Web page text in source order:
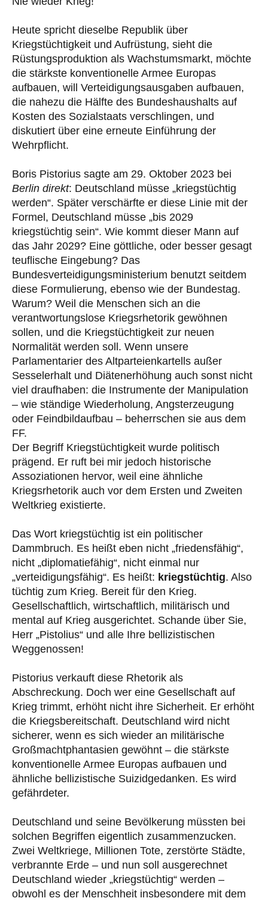
Heute spricht dieselbe Republik über
Kriegstüchtigkeit und Aufrüstung, sieht die
Rüstungsproduktion als Wachstumsmarkt, möchte
die stärkste konventionelle Armee Europas
aufbauen, will Verteidigungsausgaben aufbauen,
die nahezu die Hälfte des Bundeshaushalts auf
Kosten des Sozialstaats verschlingen, und
diskutiert über eine erneute Einführung der
Wehrpflicht.
Boris Pistorius sagte am 29. Oktober 2023 bei
Berlin direkt: Deutschland müsse „kriegstüchtig
werden“. Später verschärfte er diese Linie mit der
Formel, Deutschland müsse „bis 2029
kriegstüchtig sein“. Wie kommt dieser Mann auf
das Jahr 2029? Eine göttliche, oder besser gesagt
teuflische Eingebung? Das
Bundesverteidigungsministerium benutzt seitdem
diese Formulierung, ebenso wie der Bundestag.
Warum? Weil die Menschen sich an die
verantwortungslose Kriegsrhetorik gewöhnen
sollen, und die Kriegstüchtigkeit zur neuen
Normalität werden soll. Wenn unsere
Parlamentarier des Altparteienkartells außer
Sesselerhalt und Diätenerhöhung auch sonst nicht
viel draufhaben: die Instrumente der Manipulation
– wie ständige Wiederholung, Angsterzeugung
oder Feindbildaufbau – beherrschen sie aus dem
FF.
Der Begriff Kriegstüchtigkeit wurde politisch
prägend. Er ruft bei mir jedoch historische
Assoziationen hervor, weil eine ähnliche
Kriegsrhetorik auch vor dem Ersten und Zweiten
Weltkrieg existierte.
Das Wort kriegstüchtig ist ein politischer
Dammbruch. Es heißt eben nicht „friedensfähig“,
nicht „diplomatiefähig“, nicht einmal nur
„verteidigungsfähig“. Es heißt: kriegstüchtig. Also
tüchtig zum Krieg. Bereit für den Krieg.
Gesellschaftlich, wirtschaftlich, militärisch und
mental auf Krieg ausgerichtet. Schande über Sie,
Herr „Pistolius“ und alle Ihre bellizistischen
Weggenossen!
Pistorius verkauft diese Rhetorik als
Abschreckung. Doch wer eine Gesellschaft auf
Krieg trimmt, erhöht nicht ihre Sicherheit. Er erhöht
die Kriegsbereitschaft. Deutschland wird nicht
sicherer, wenn es sich wieder an militärische
Großmachtphantasien gewöhnt – die stärkste
konventionelle Armee Europas aufbauen und
ähnliche bellizistische Suizidgedanken. Es wird
gefährdeter.
Deutschland und seine Bevölkerung müssten bei
solchen Begriffen eigentlich zusammenzucken.
Zwei Weltkriege, Millionen Tote, zerstörte Städte,
verbrannte Erde – und nun soll ausgerechnet
Deutschland wieder „kriegstüchtig“ werden –
obwohl es der Menschheit insbesondere mit dem